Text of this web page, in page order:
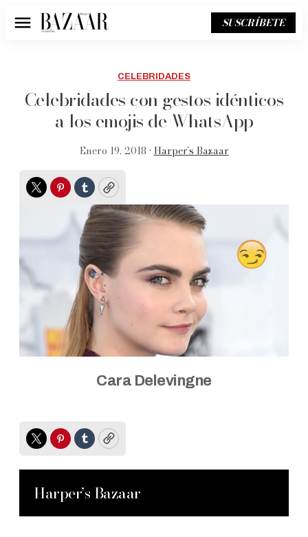
Menú SUSCRÍBETE
CELEBRIDADES
Celebridades con gestos idénticos
a los emojis de WhatsApp
Enero 19, 2018 • Harper’s Bazaar
TwitterPinterest
TumblrCopy
Cara Delevingne
TwitterPinterest
TumblrCopy
Harper’s Bazaar